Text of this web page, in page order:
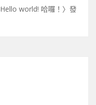
Hello world! 哈囉！ 〉發